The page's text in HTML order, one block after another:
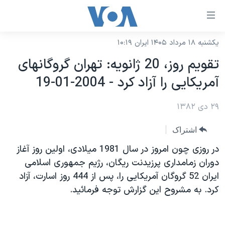
لینکهای
دسترسی
جهش
به
محتوای
اصلی
جهش
اصلی
جهش
به
جستجو
نسخه سبک وب‌سایت
موضوع ها
ایران
آمریکا
ورزشی
گزیده‌ها
ویژه برنامه‌ها
برنامه های تلویزیونی
جدول برنامه ها
صفحه‌های ویژه
جام جهانی ۲۰۲۶
عملیات خشم حماسی
فرکانس‌های صدای آمریکا
پخش رادیویی
یکشنبه ۱۸ مرداد ۱۴۰۵ ایران ۱۰:۱۹
تقويم روز، 20 ژانويه: تهران گروگانهای
آمريکايی را آزاد کرد - 2004-01-19
۲۹ دی ۱۳۸۲
اشتراک
در روزی چون امروز در سال 1981 ميلادی، اولين روز آغاز
دوران زمامداری پرزيدنت ريگان، رژيم جمهوری اسلامی
ايران 52 گروگان آمريکايی را، پس از 444 روز اسارت، آزاد
کرد. به مشروح اين گزارش توجه فرمائيد.